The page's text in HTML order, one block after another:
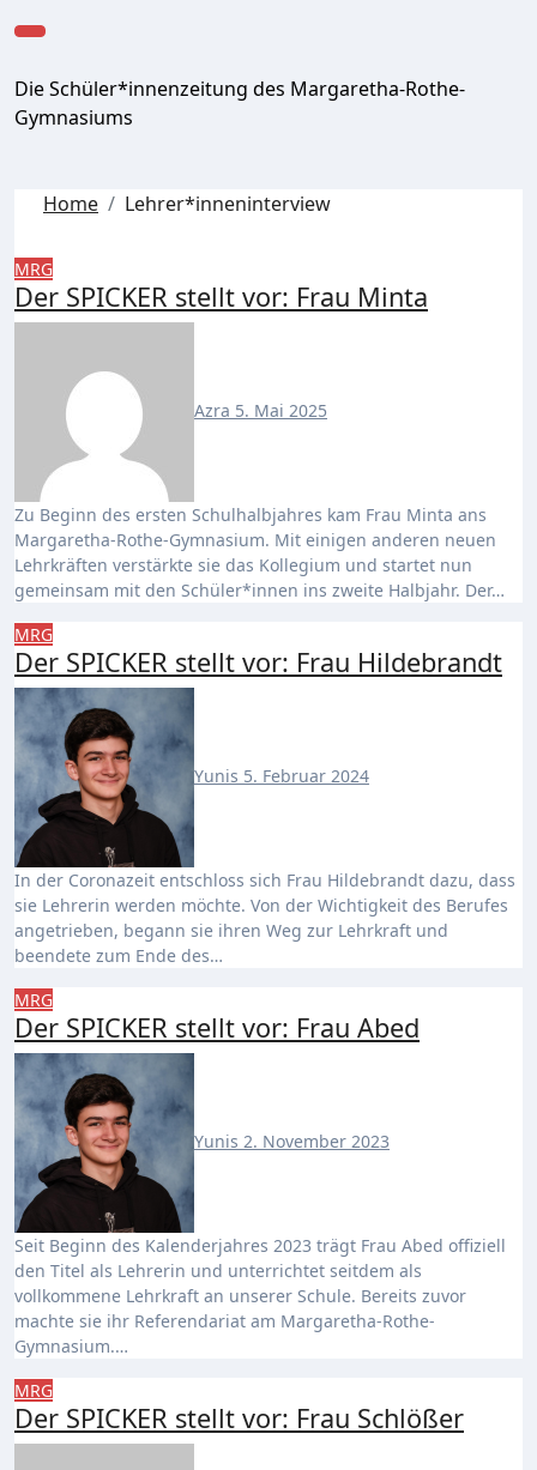
Inhalt
Die Schüler*innenzeitung des Margaretha-Rothe-
Gymnasiums
Home Lehrer*inneninterview
MRG
Der SPICKER stellt vor: Frau Minta
Azra 5. Mai 2025
Zu Beginn des ersten Schulhalbjahres kam Frau Minta ans
Margaretha-Rothe-Gymnasium. Mit einigen anderen neuen
Lehrkräften verstärkte sie das Kollegium und startet nun
gemeinsam mit den Schüler*innen ins zweite Halbjahr. Der…
MRG
Der SPICKER stellt vor: Frau Hildebrandt
Yunis 5. Februar 2024
In der Coronazeit entschloss sich Frau Hildebrandt dazu, dass
sie Lehrerin werden möchte. Von der Wichtigkeit des Berufes
angetrieben, begann sie ihren Weg zur Lehrkraft und
beendete zum Ende des…
MRG
Der SPICKER stellt vor: Frau Abed
Yunis 2. November 2023
Seit Beginn des Kalenderjahres 2023 trägt Frau Abed offiziell
den Titel als Lehrerin und unterrichtet seitdem als
vollkommene Lehrkraft an unserer Schule. Bereits zuvor
machte sie ihr Referendariat am Margaretha-Rothe-
Gymnasium.…
MRG
Der SPICKER stellt vor: Frau Schlößer